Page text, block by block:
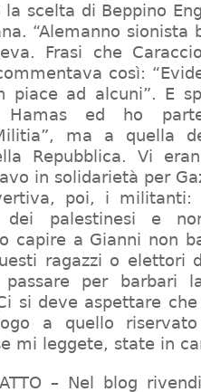
scelta di Beppino
“Alemanno sionista
Frasi che
così:
piace ad alcuni”. E
ed ho
ma a quella
Repubblica. Vi
in solidarietà per
poi, i militanti:
palestinesi e
capire a Gianni non
ragazzi o elettori
per barbari
si deve aspettare
a quello
mi leggete, state in
– Nel blog